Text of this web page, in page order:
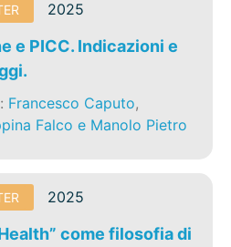
2025
e PICC. Indicazioni e
Francesco Caputo,
Falco e Manolo Pietro
2025
come filosofia di